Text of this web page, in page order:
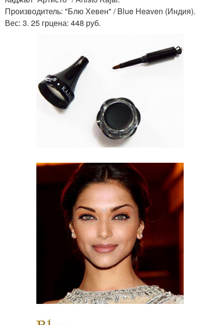
Производитель: "Блю Хевен" / Blue Heaven (Индия).
Вес: 3. 25 грцена: 448 руб.